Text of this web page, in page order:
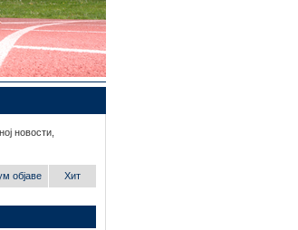
новости,
објаве Хит